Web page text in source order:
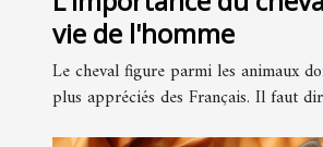
vie de l'homme
Le cheval figure parmi les animaux
plus appréciés des Français. Il faut